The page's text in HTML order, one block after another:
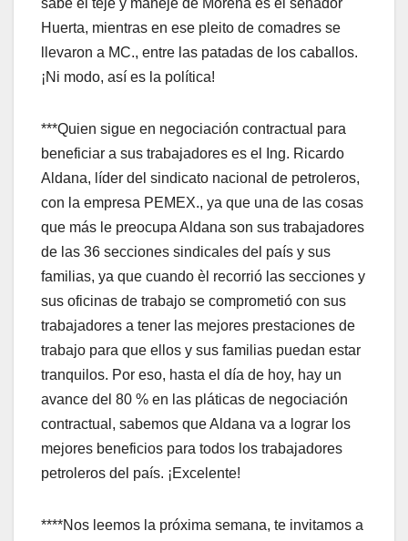
sabe el teje y maneje de Morena es el senador
Huerta, mientras en ese pleito de comadres se
llevaron a MC., entre las patadas de los caballos.
¡Ni modo, así es la política!
***Quien sigue en negociación contractual para
beneficiar a sus trabajadores es el Ing. Ricardo
Aldana, líder del sindicato nacional de petroleros,
con la empresa PEMEX., ya que una de las cosas
que más le preocupa Aldana son sus trabajadores
de las 36 secciones sindicales del país y sus
familias, ya que cuando èl recorrió las secciones y
sus oficinas de trabajo se comprometió con sus
trabajadores a tener las mejores prestaciones de
trabajo para que ellos y sus familias puedan estar
tranquilos. Por eso, hasta el día de hoy, hay un
avance del 80 % en las pláticas de negociación
contractual, sabemos que Aldana va a lograr los
mejores beneficios para todos los trabajadores
petroleros del país. ¡Excelente!
****Nos leemos la próxima semana, te invitamos a